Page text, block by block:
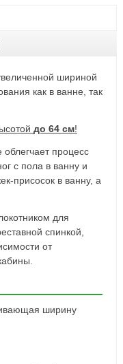
шириной
как в ванне, так
до 64 см!
процесс
с пола в ванну и
присосок в ванну, а
для
спинкой,
от
ширину